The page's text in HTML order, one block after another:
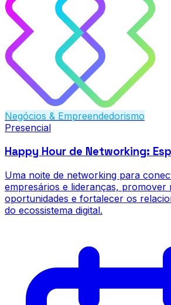
Negócios & Empreendedorismo
Presencial
Happy Hour de Networking:
Uma noite de networking para
empresários e lideranças, promover
oportunidades e fortalecer os
do ecossistema digital.